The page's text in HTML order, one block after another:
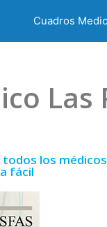
Cuadros
Las
los
fácil